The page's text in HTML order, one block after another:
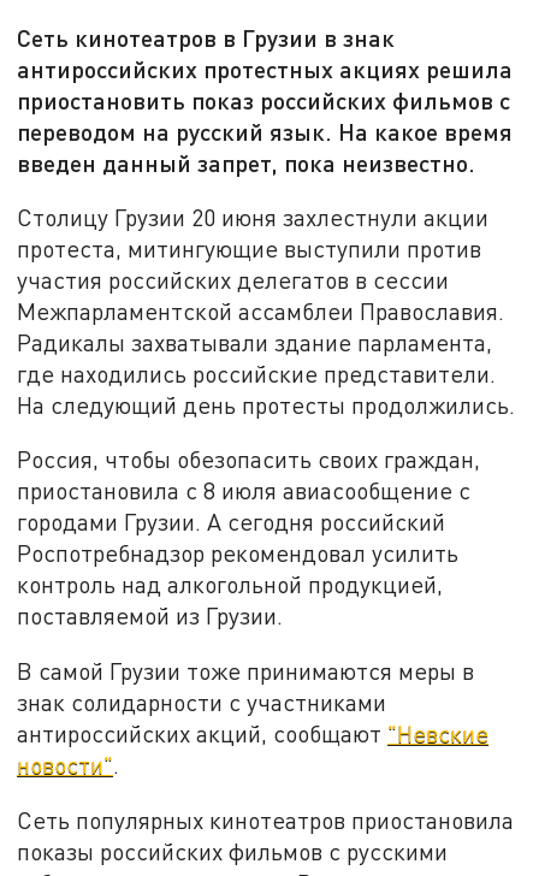
Сеть кинотеатров в Грузии в знак
антироссийских протестных акциях решила
приостановить показ российских фильмов с
переводом на русский язык. На какое время
введен данный запрет, пока неизвестно.
Столицу Грузии 20 июня захлестнули акции
протеста, митингующие выступили против
участия российских делегатов в сессии
Межпарламентской ассамблеи Православия.
Радикалы захватывали здание парламента,
где находились российские представители.
На следующий день протесты продолжились.
Россия, чтобы обезопасить своих граждан,
приостановила с 8 июля авиасообщение с
городами Грузии. А сегодня российский
Роспотребнадзор рекомендовал усилить
контроль над алкогольной продукцией,
поставляемой из Грузии.
В самой Грузии тоже принимаются меры в
знак солидарности с участниками
антироссийских акций, сообщают "Невские
новости".
Сеть популярных кинотеатров приостановила
показы российских фильмов с русскими